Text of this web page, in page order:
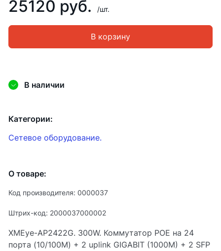
25120 руб. /шт.
В корзину
Категории:
Сетевое оборудование.
О товаре:
Код производителя: 0000037
Штрих-код: 2000037000002
XMEye-AP2422G. 300W. Коммутатор POE на 24
порта (10/100M) + 2 uplink GIGABIT (1000M) + 2 SFP
В наличии